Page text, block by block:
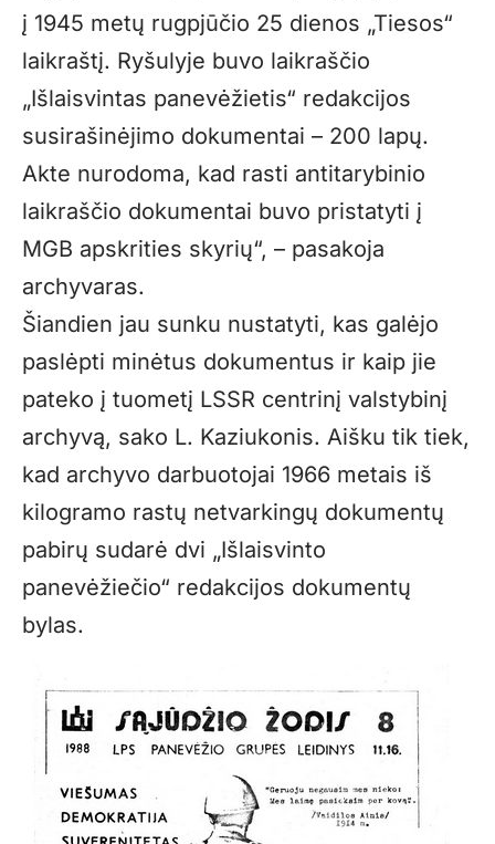
į 1945 metų rugpjūčio 25 dienos „Tiesos“
laikraštį. Ryšulyje buvo laikraščio
„Išlaisvintas panevėžietis“ redakcijos
susirašinėjimo dokumentai – 200 lapų.
Akte nurodoma, kad rasti antitarybinio
laikraščio dokumentai buvo pristatyti į
MGB apskrities skyrių“, – pasakoja
archyvaras.
Šiandien jau sunku nustatyti, kas galėjo
paslėpti minėtus dokumentus ir kaip jie
pateko į tuometį LSSR centrinį valstybinį
archyvą, sako L. Kaziukonis. Aišku tik tiek,
kad archyvo darbuotojai 1966 metais iš
kilogramo rastų netvarkingų dokumentų
pabirų sudarė dvi „Išlaisvinto
panevėžiečio“ redakcijos dokumentų
bylas.